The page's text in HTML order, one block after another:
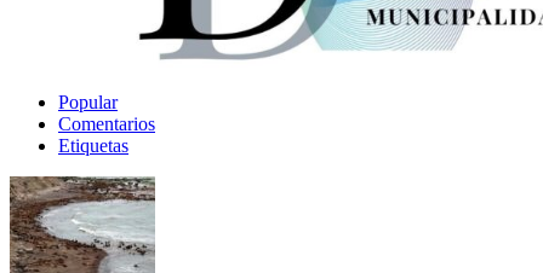
Popular
Comentarios
Etiquetas